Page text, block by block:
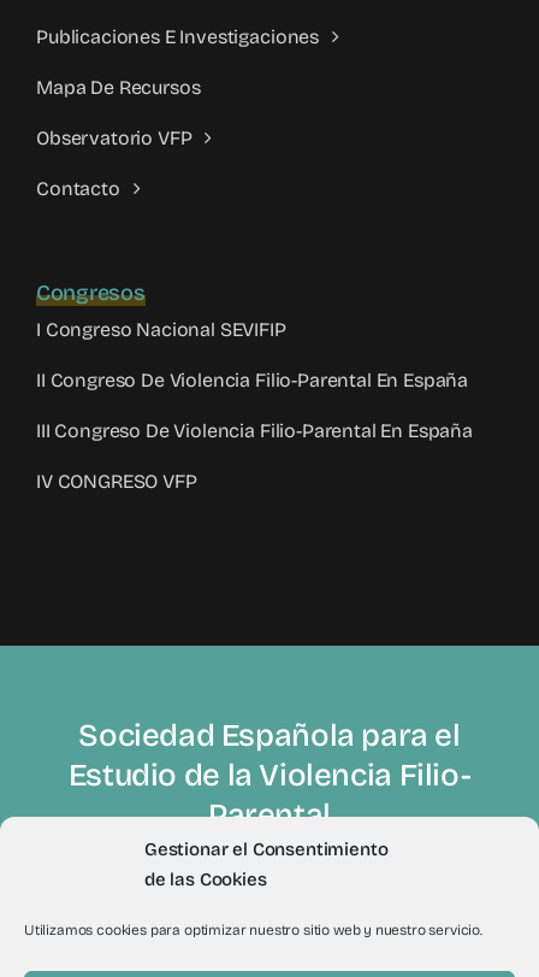
Gestionar el Consentimiento
de las Cookies
Utilizamos cookies para optimizar nuestro sitio web y nuestro servicio.
Publicaciones E Investigaciones
Mapa De Recursos
Observatorio VFP
Contacto
Congresos
I Congreso Nacional SEVIFIP
II Congreso De Violencia Filio-Parental En España
III Congreso De Violencia Filio-Parental En España
IV CONGRESO VFP
Sociedad Española para el
Estudio de la Violencia Filio-
Parental